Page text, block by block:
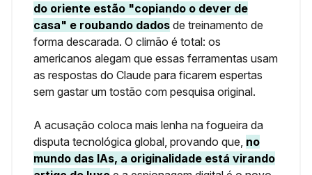
do oriente estão "copiando o dever de
casa" e roubando dados de treinamento de
forma descarada. O climão é total: os
americanos alegam que essas ferramentas usam
as respostas do Claude para ficarem espertas
sem gastar um tostão com pesquisa original.
A acusação coloca mais lenha na fogueira da
disputa tecnológica global, provando que, no
mundo das IAs, a originalidade está virando